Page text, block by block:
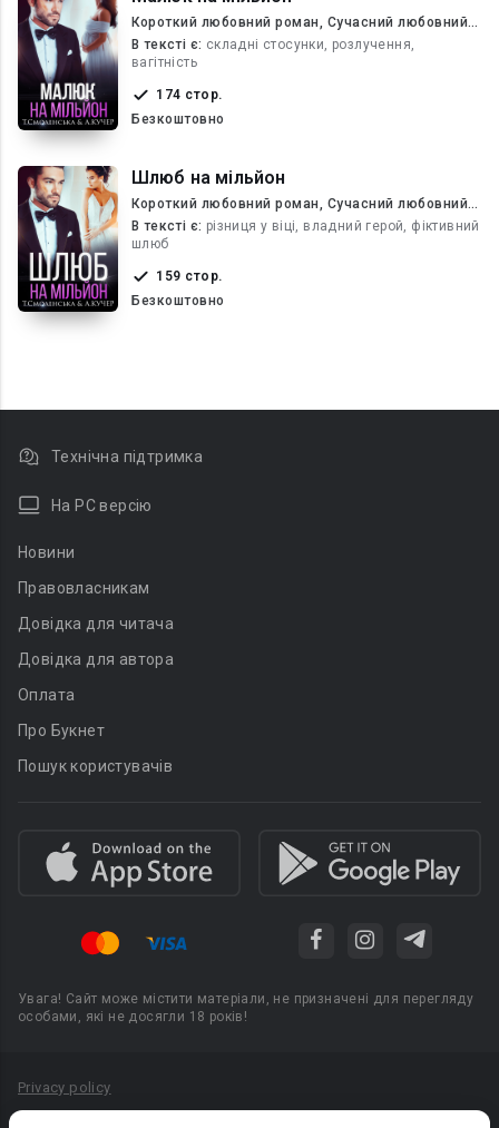
Короткий любовний роман, Сучасний любовний
роман
В текcті є: складні стосунки, розлучення,
вагітність
174 стор.
Безкоштовно
Шлюб на мільйон
Короткий любовний роман, Сучасний любовний
роман
В текcті є: різниця у віці, владний герой, фіктивний
шлюб
159 стор.
Безкоштовно
Технічна підтримка
На PC версію
Новини
Правовласникам
Довідка для читача
Довідка для автора
Оплата
Про Букнет
Пошук користувачів
Увага! Сайт може містити матеріали, не призначені для перегляду
особами, які не досягли 18 років!
Privacy policy